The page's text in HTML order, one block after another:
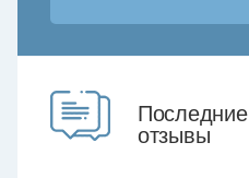
Последние
отзывы